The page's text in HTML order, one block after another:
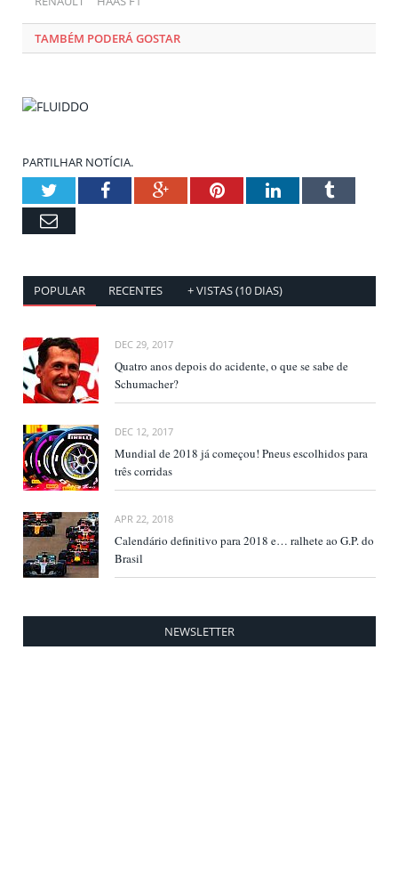
TAMBÉM PODERÁ GOSTAR
PARTILHAR NOTÍCIA.
TwitterFacebookGoogle+PinterestLinkedInTumblr
Email
POPULAR RECENTES + VISTAS (10 DIAS)
DEC 29, 2017
Quatro anos depois do acidente, o que se sabe de
Schumacher?
DEC 12, 2017
Mundial de 2018 já começou! Pneus escolhidos para
três corridas
APR 22, 2018
Calendário definitivo para 2018 e… ralhete ao G.P. do
Brasil
NEWSLETTER